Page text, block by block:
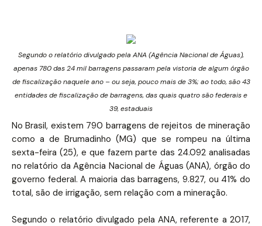
Segundo o relatório divulgado pela ANA (Agência Nacional de Águas),
apenas 780 das 24 mil barragens passaram pela vistoria de algum órgão
de fiscalização naquele ano – ou seja, pouco mais de 3%; ao todo, são 43
entidades de fiscalização de barragens, das quais quatro são federais e
39, estaduais
No Brasil, existem 790 barragens de rejeitos de mineração
como a de Brumadinho (MG) que se rompeu na última
sexta-feira (25), e que fazem parte das 24.092 analisadas
no relatório da Agência Nacional de Águas (ANA), órgão do
governo federal. A maioria das barragens, 9.827, ou 41% do
total, são de irrigação, sem relação com a mineração.
Segundo o relatório divulgado pela ANA, referente a 2017,